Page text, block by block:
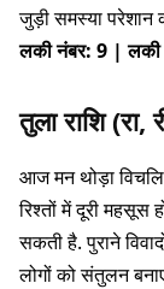
जुड़ी समस्या
लकी नंबर: 9 |
तुला राशि
आज मन थोड़ा
रिश्तों में दूरी महसूस
सकती है. पुराने
लोगों को संतुलन